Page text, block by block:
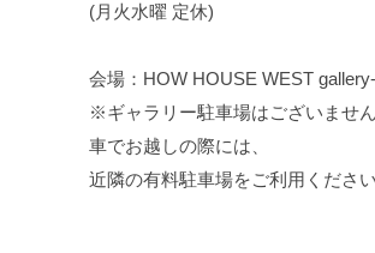
(月火水曜 定休)
会場：HOW HOUSE WEST
※ギャラリー駐車場はございませ
車でお越しの際には、
近隣の有料駐車場をご利用ください